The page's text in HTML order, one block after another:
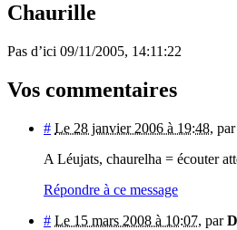
Chaurille
Pas d’ici 09/11/2005, 14:11:22
Vos commentaires
# Le 28 janvier 2006 à 19:48, par
A Léujats, chaurelha = écouter
Répondre à ce message
# Le 15 mars 2008 à 10:07, par